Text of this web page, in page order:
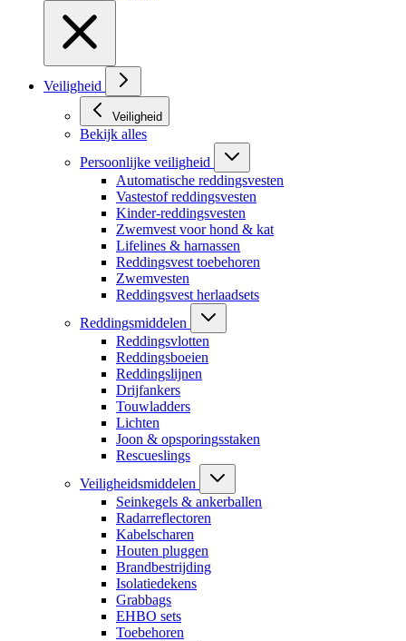
Veiligheid
Veiligheid
Bekijk alles
Persoonlijke veiligheid
Automatische reddingsvesten
Vastestof reddingsvesten
Kinder-reddingsvesten
Zwemvest voor hond & kat
Lifelines & harnassen
Reddingsvest toebehoren
Zwemvesten
Reddingsvest herlaadsets
Reddingsmiddelen
Reddingsvlotten
Reddingsboeien
Reddingslijnen
Drijfankers
Touwladders
Lichten
Joon & opsporingsstaken
Rescueslings
Veiligheidsmiddelen
Seinkegels & ankerballen
Radarreflectoren
Kabelscharen
Houten pluggen
Brandbestrijding
Isolatiedekens
Grabbags
EHBO sets
Toebehoren